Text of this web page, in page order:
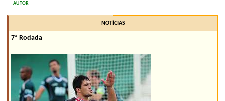
AUTOR
NOTÍCIAS
7ª Rodada